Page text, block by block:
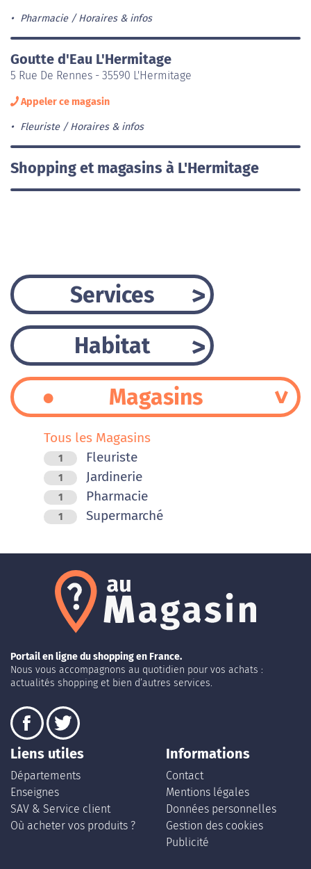
Pharmacie Horaires & infos
Goutte d'Eau L'Hermitage
5 Rue De Rennes - 35590 L'Hermitage
Appeler ce magasin
Fleuriste Horaires & infos
Shopping et magasins à L'Hermitage
Services
Habitat
Magasins
Tous les Magasins
1 Fleuriste
1 Jardinerie
1 Pharmacie
1 Supermarché
Portail en ligne du shopping en France.
Nous vous accompagnons au quotidien pour vos achats :
actualités shopping et bien d’autres services.
Liens utiles
Départements
Enseignes
SAV & Service client
Où acheter vos produits ?
Informations
Contact
Mentions légales
Données personnelles
Gestion des cookies
Publicité